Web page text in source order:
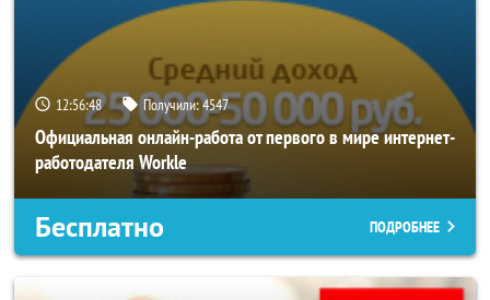
12:56:44 Получили:4547
Официальная онлайн-работа от первого в мире интернет-
работодателя Workle
Бесплатно ПОДРОБНЕЕ